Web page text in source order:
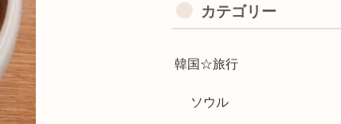
カテゴリー
韓国☆旅行
ソウル